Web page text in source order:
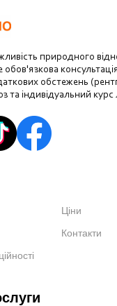
природного
обстежень
та індивідуальний курс
Ціни
Контакти